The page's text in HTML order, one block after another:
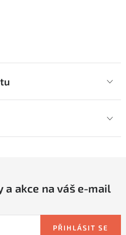
akce na váš e-mail
PŘIHLÁSIT SE